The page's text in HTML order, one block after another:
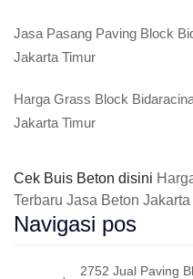
Jasa Pasang Paving Block
Jakarta Timur
Harga Grass Block
Jakarta Timur
Cek Buis Beton disini
Terbaru Jasa Beton
Navigasi pos
2752 Jual Paving